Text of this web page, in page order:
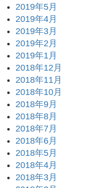
2019年5月
2019年4月
2019年3月
2019年2月
2019年1月
2018年12月
2018年11月
2018年10月
2018年9月
2018年8月
2018年7月
2018年6月
2018年5月
2018年4月
2018年3月